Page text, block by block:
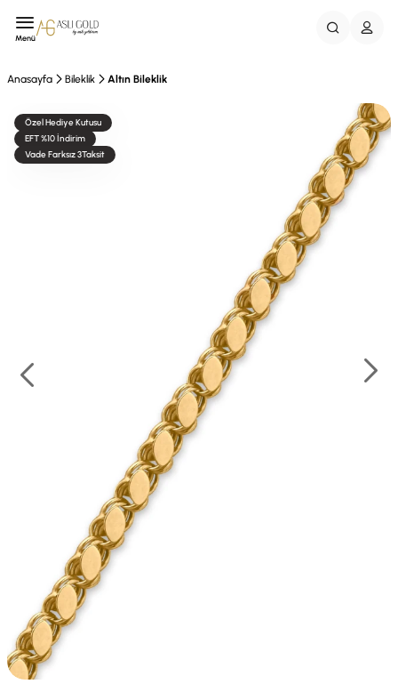
Menü
Anasayfa Bileklik Altın Bileklik
Özel Hediye Kutusu
EFT %10 İndirim
Vade Farksız 3Taksit